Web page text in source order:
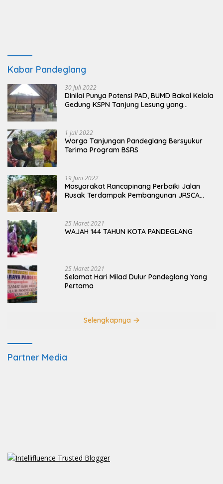
Kabar Pandeglang
30 Juli 2022
Dinilai Punya Potensi PAD, BUMD Bakal Kelola
Gedung KSPN Tanjung Lesung yang
1 Juli 2022
Warga Tanjungan Pandeglang Bersyukur
Terima Program BSRS
19 Juni 2022
Masyarakat Rancapinang Perbaiki Jalan
Rusak Terdampak Pembangunan JRSCA
25 Maret 2021
WAJAH 144 TAHUN KOTA PANDEGLANG
25 Maret 2021
Selamat Hari Milad Dulur Pandeglang Yang
Pertama
Selengkapnya
Partner Media